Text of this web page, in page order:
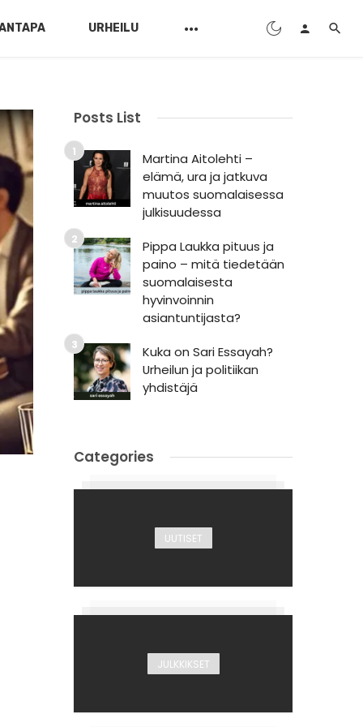
URHEILU
Posts List
Martina Aitolehti –
elämä, ura ja jatkuva
muutos suomalaisessa
julkisuudessa
Pippa Laukka pituus ja
paino – mitä tiedetään
suomalaisesta
hyvinvoinnin
asiantuntijasta?
Kuka on Sari Essayah?
Urheilun ja politiikan
yhdistäjä
Categories
UUTISET
JULKKIKSET